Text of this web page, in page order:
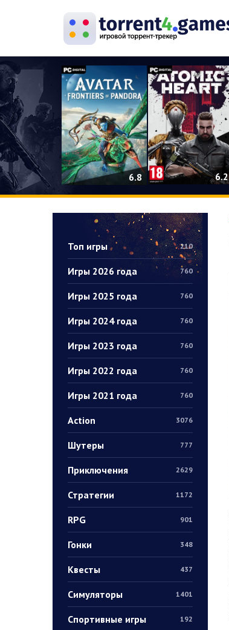
6.8 6.2
Топ игры 210
Игры 2026 года 760
Игры 2025 года 760
Игры 2024 года 760
Игры 2023 года 760
Игры 2022 года 760
Игры 2021 года 760
Action 3076
Шутеры 777
Приключения 2629
Стратегии 1172
RPG 901
Гонки 348
Квесты 437
Симуляторы 1401
Спортивные игры 192